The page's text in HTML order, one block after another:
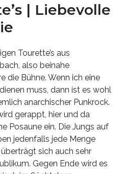
| Liebevolle
Tourette’s aus
also beinahe
die Bühne. Wenn ich eine
muss, dann ist es wohl
anarchischer Punkrock.
gerappt, hier und da
Posaune ein. Die Jungs auf
jedenfalls jede Menge
sich auch sehr
Gegen Ende wird es